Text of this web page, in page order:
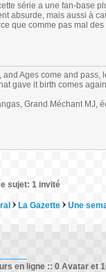
série a une fan-base
absurde, mais aussi à
que comme pas mal
and Ages come and
gave it birth comes
Grand Méchant MJ,
sujet: 1 invité
La Gazette Une
en ligne :: 0 Avatar et